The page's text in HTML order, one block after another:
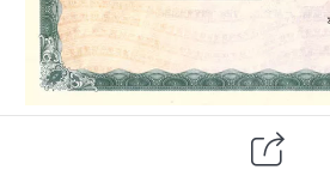
行许可证